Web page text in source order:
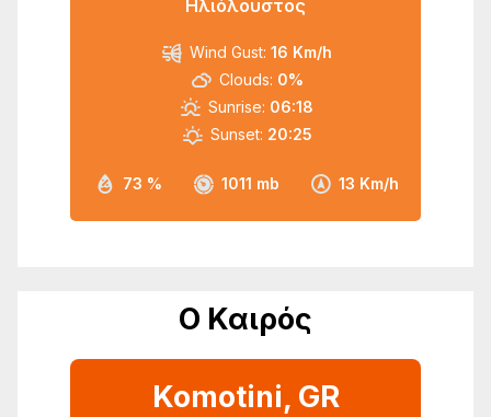
Ηλιόλουστος
73 % 1011 mb 13 Km/h
Wind Gust: 16 Km/h
Clouds: 0%
Sunrise: 06:18
Sunset: 20:25
Ο Καιρός
Komotini, GR